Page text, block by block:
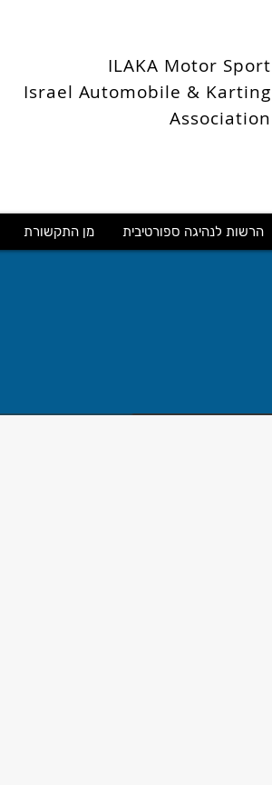
ILAKA Motor Sport
Israel Automobile & Karting
Association
הרשות לנהיגה ספורטיבית מן התקשורת